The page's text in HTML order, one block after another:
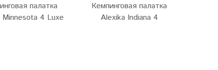
палатка
Minnesota 4 Luxe
Кемпинговая палатка
Alexika Indiana 4